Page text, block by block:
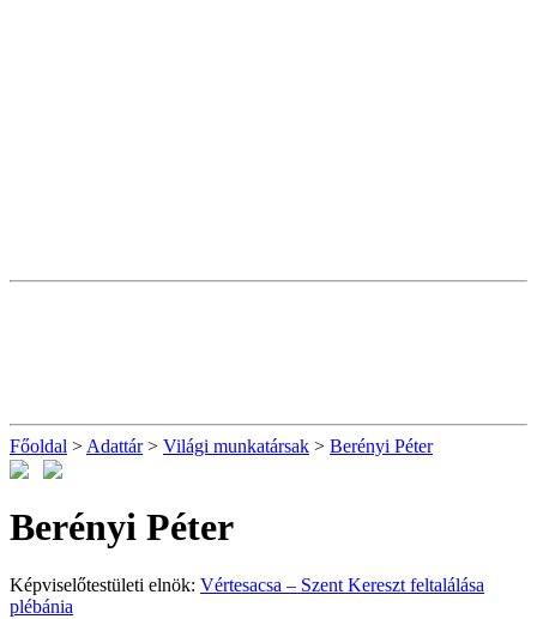
Főoldal > Adattár> Világi munkatársak > Berényi Péter
Berényi Péter
Képviselőtestületi elnök: Vértesacsa – Szent Kereszt feltalálása
plébánia